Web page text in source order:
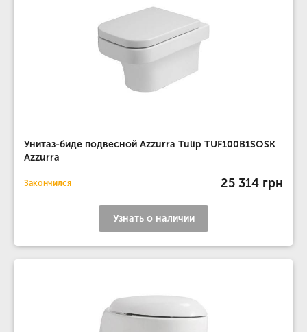
Унитаз-биде подвесной Azzurra Tulip TUF100B1SOSK
Azzurra
Закончился 25 314 грн
Узнать о наличии